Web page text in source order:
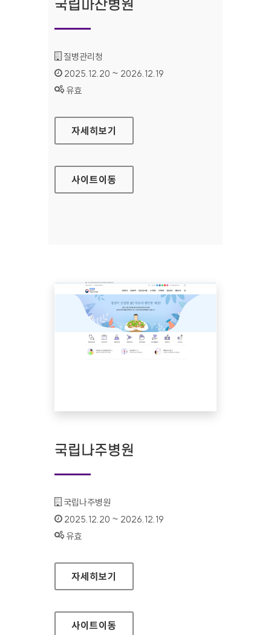
국립마산병원
기관명 :
질병관리청
인증기간 :
2025.12.20 ~ 2026.12.19
상태 :
유효
국립마산병원
자세히보기
사이트이동
국립나주병원
기관명 :
국립나주병원
인증기간 :
2025.12.20 ~ 2026.12.19
상태 :
유효
국립나주병원
자세히보기
사이트이동